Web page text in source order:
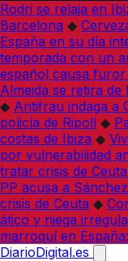
Rodri se relaja en
Barcelona ◆
España en su día
temporada con un
español causa furor
Almeida se retira
◆ Antifrau indaga a
policía de Ripoll ◆
costas de Ibiza ◆
por vulnerabilidad
tratar crisis de
PP acusa a
crisis de Ceuta ◆
ático y niega
marroquí en
DiarioDigital.es